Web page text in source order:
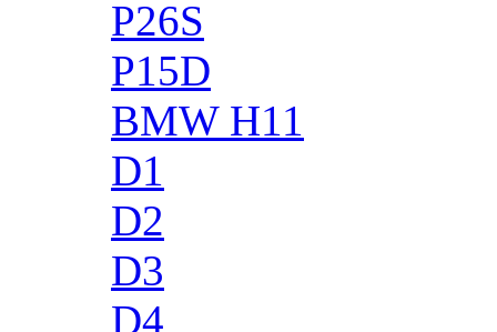
P26S
P15D
BMW H11
D1
D2
D3
D4